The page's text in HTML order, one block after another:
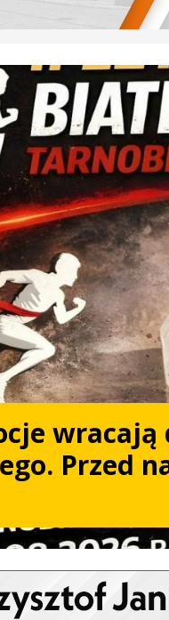
wracają
Przed